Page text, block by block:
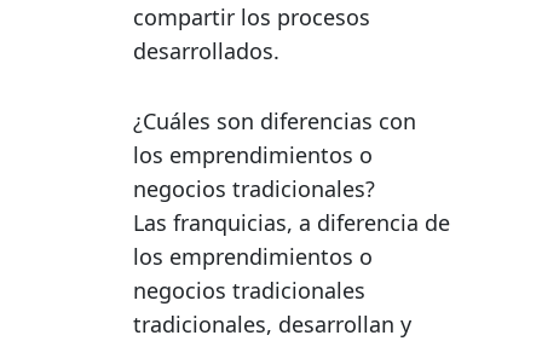
compartir los procesos
desarrollados.
¿Cuáles son diferencias con
los emprendimientos o
negocios tradicionales?
Las franquicias, a diferencia de
los emprendimientos o
negocios tradicionales
tradicionales, desarrollan y